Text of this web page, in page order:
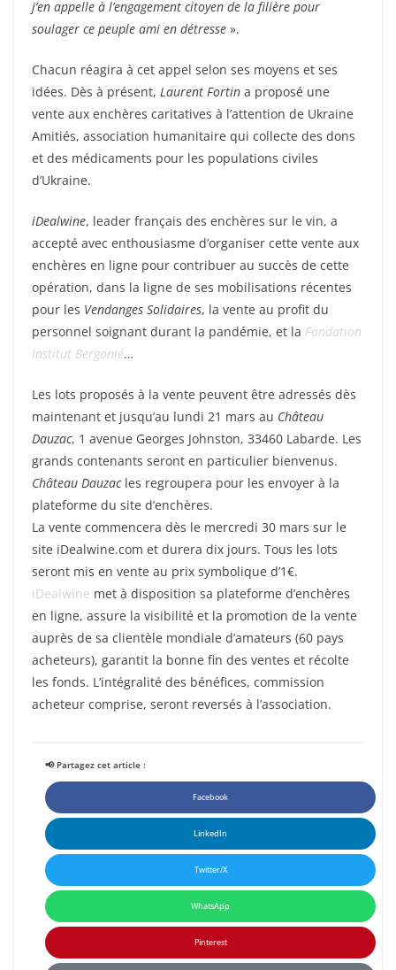
j’en appelle à l’engagement citoyen de la filière pour
soulager ce peuple ami en détresse ».
Chacun réagira à cet appel selon ses moyens et ses
idées. Dès à présent, Laurent Fortin a proposé une
vente aux enchères caritatives à l’attention de Ukraine
Amitiés, association humanitaire qui collecte des dons
et des médicaments pour les populations civiles
d’Ukraine.
iDealwine, leader français des enchères sur le vin, a
accepté avec enthousiasme d’organiser cette vente aux
enchères en ligne pour contribuer au succès de cette
opération, dans la ligne de ses mobilisations récentes
pour les Vendanges Solidaires, la vente au profit du
personnel soignant durant la pandémie, et la Fondation
Institut Bergonié…
Les lots proposés à la vente peuvent être adressés dès
maintenant et jusqu’au lundi 21 mars au Château
Dauzac, 1 avenue Georges Johnston, 33460 Labarde. Les
grands contenants seront en particulier bienvenus.
Château Dauzacles regroupera pour les envoyer à la
plateforme du site d’enchères.
La vente commencera dès le mercredi 30 mars sur le
site iDealwine.com et durera dix jours. Tous les lots
seront mis en vente au prix symbolique d’1€.
iDealwine met à disposition sa plateforme d’enchères
en ligne, assure la visibilité et la promotion de la vente
auprès de sa clientèle mondiale d’amateurs (60 pays
acheteurs), garantit la bonne fin des ventes et récolte
les fonds. L’intégralité des bénéfices, commission
acheteur comprise, seront reversés à l’association.
📢 Partagez cet article :
Facebook
LinkedIn
Twitter/X
WhatsApp
Pinterest